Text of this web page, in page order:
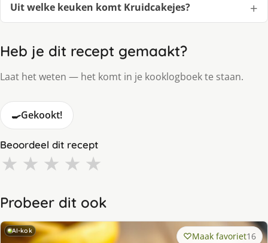
Uit welke keuken komt Kruidcakejes?
Heb je dit recept gemaakt?
Laat het weten — het komt in je kooklogboek te staan.
🍳Gekookt!
Beoordeel dit recept
★ ★ ★ ★ ★
Probeer dit ook
AI-kok Maak favoriet16